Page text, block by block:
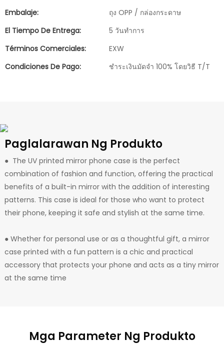
Embalaje:
ถุง OPP / กล่องกระดาษ
El Tiempo De Entrega:
5 วันทำการ
Términos Comerciales:
EXW
Condiciones De Pago:
ชำระเงินมัดจำ 100% โดยวิธี T/T
Paglalarawan Ng Produkto
● The UV printed mirror phone case is the perfect
combination of fashion and function, offering the practical
benefits of a built-in mirror with the addition of interesting
patterns. This case is ideal for those who want to protect
their phone, keeping it safe and stylish at the same time.
● Whether for personal use or as a thoughtful gift, a mirror
case printed with a fun pattern is a chic and practical
accessory that protects your phone and acts as a tiny mirror
at the same time
Mga Parameter Ng Produkto